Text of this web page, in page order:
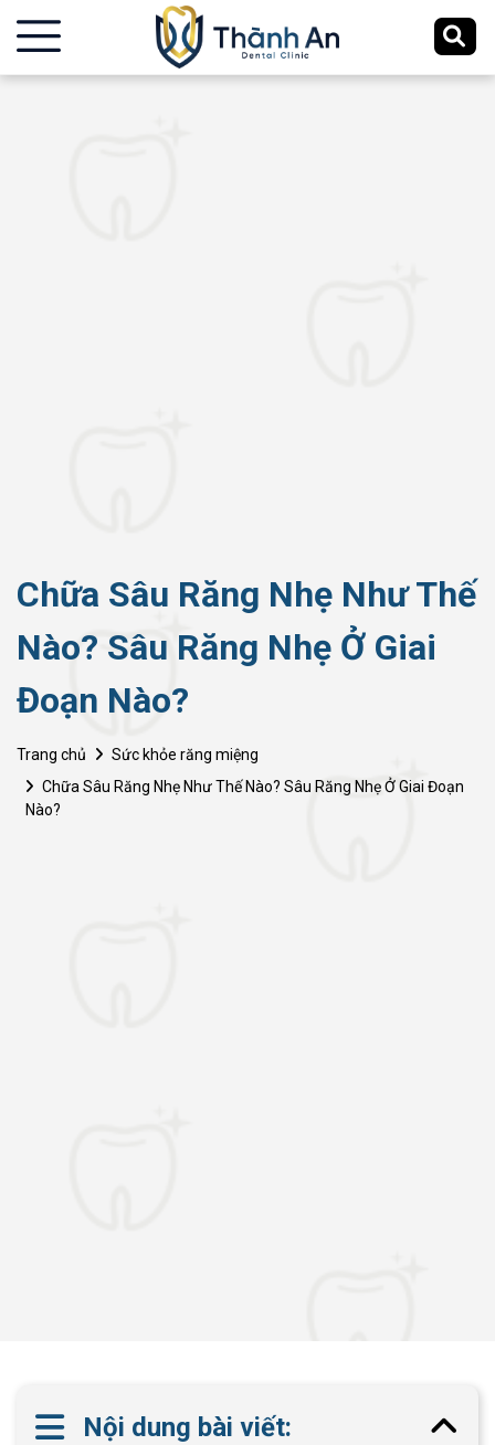
Chữa Sâu Răng Nhẹ Như Thế
Nào? Sâu Răng Nhẹ Ở Giai
Đoạn Nào?
Trang chủ
Sức khỏe răng miệng
Chữa Sâu Răng Nhẹ Như Thế Nào? Sâu Răng Nhẹ Ở Giai Đoạn
Nào?
Nội dung bài viết: